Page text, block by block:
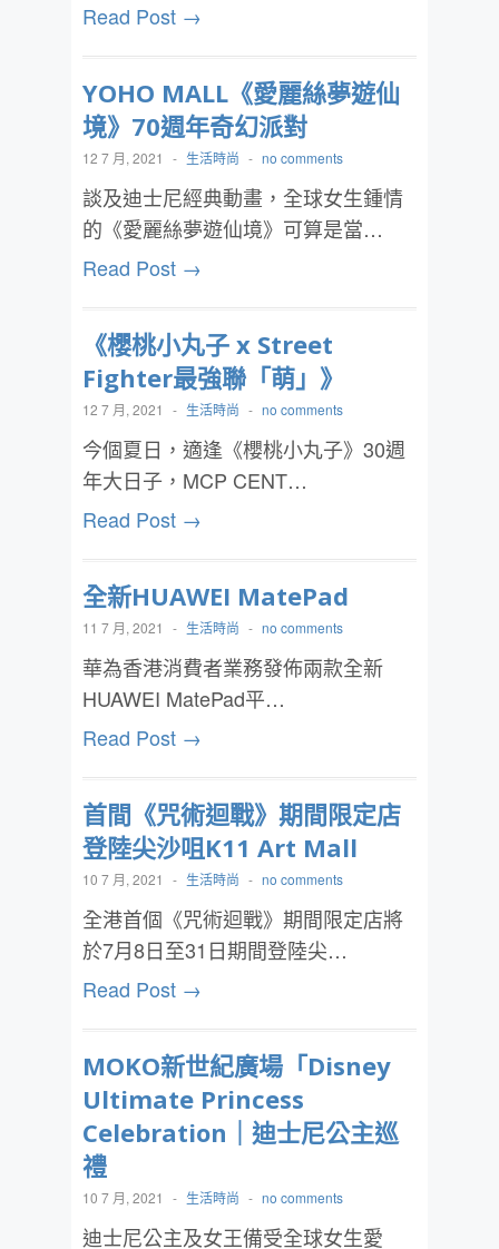
Read Post →
YOHO MALL《愛麗絲夢遊仙
境》70週年奇幻派對
12 7 月, 2021 - 生活時尚 - no comments
談及迪士尼經典動畫，全球女生鍾情
的《愛麗絲夢遊仙境》可算是當…
Read Post →
《櫻桃小丸子 x Street
Fighter最強聯「萌」》
12 7 月, 2021 - 生活時尚 - no comments
今個夏日，適逢《櫻桃小丸子》30週
年大日子，MCP CENT…
Read Post →
全新HUAWEI MatePad
11 7 月, 2021 - 生活時尚 - no comments
華為香港消費者業務發佈兩款全新
HUAWEI MatePad平…
Read Post →
首間《咒術迴戰》期間限定店
登陸尖沙咀K11 Art Mall
10 7 月, 2021 - 生活時尚 - no comments
全港首個《咒術迴戰》期間限定店將
於7月8日至31日期間登陸尖…
Read Post →
MOKO新世紀廣場「Disney
Ultimate Princess
Celebration｜迪士尼公主巡
禮
10 7 月, 2021 - 生活時尚 - no comments
迪士尼公主及女王備受全球女生愛